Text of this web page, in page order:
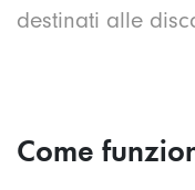
destinati alle
Come